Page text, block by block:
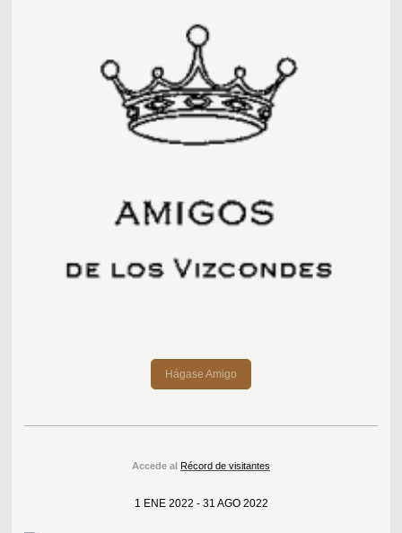
Hágase Amigo
Accede al Récord de visitantes
1 ENE 2022 - 31 AGO 2022